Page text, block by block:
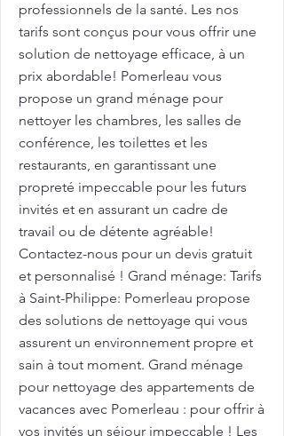
professionnels de la santé. Les nos
tarifs sont conçus pour vous offrir une
solution de nettoyage efficace, à un
prix abordable! Pomerleau vous
propose un grand ménage pour
nettoyer les chambres, les salles de
conférence, les toilettes et les
restaurants, en garantissant une
propreté impeccable pour les futurs
invités et en assurant un cadre de
travail ou de détente agréable!
Contactez-nous pour un devis gratuit
et personnalisé ! Grand ménage: Tarifs
à Saint-Philippe: Pomerleau propose
des solutions de nettoyage qui vous
assurent un environnement propre et
sain à tout moment. Grand ménage
pour nettoyage des appartements de
vacances avec Pomerleau : pour offrir à
vos invités un séjour impeccable ! Les